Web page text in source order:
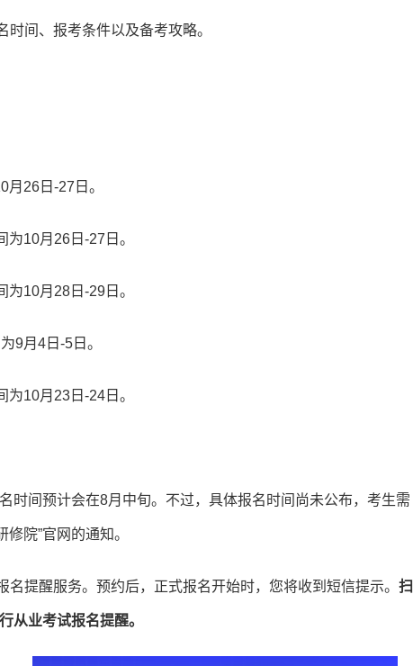
间、报考条件以及备考攻略。
26日-27日。
10月26日-27日。
10月28日-29日。
9月4日-5日。
10月23日-24日。
时间预计会在8月中旬。不过，具体报名时间尚未公布，考生需
院”官网的通知。
提醒服务。预约后，正式报名开始时，您将收到短信提示。 扫
从业考试报名提醒。